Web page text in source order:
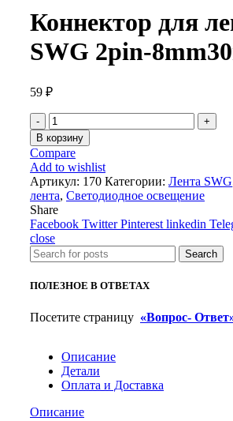
Коннектор для
SWG 2pin-
59 ₽
Количество
товара
Коннектор
для
ленты
SWG
2pin-
8mm30mm-
1
В корзину
Compare
Add to wishlist
Артикул: 170 Категории: Лента SWG
лента, Светодиодное освещение
Share
Facebook Twitter Pinterest linkedin
close
Search
ПОЛЕЗНОЕ В ОТВЕТАХ
Посетите страницу «Вопрос-
Описание
Детали
Оплата и Доставка
Описание